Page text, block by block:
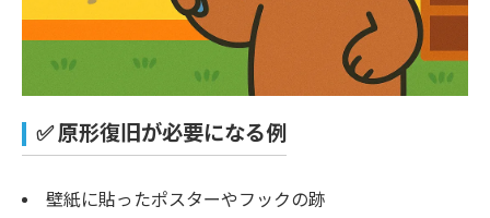
✅ 原形復旧が必要になる例
壁紙に貼ったポスターやフックの跡